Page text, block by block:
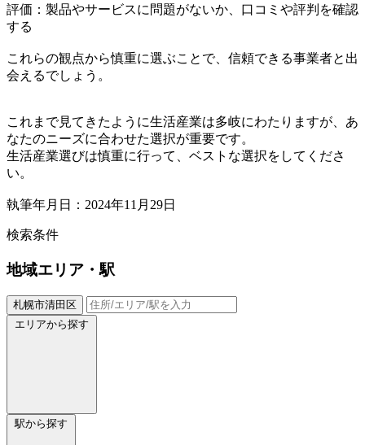
評価：製品やサービスに問題がないか、口コミや評判を確認
する
これらの観点から慎重に選ぶことで、信頼できる事業者と出
会えるでしょう。
これまで見てきたように生活産業は多岐にわたりますが、あ
なたのニーズに合わせた選択が重要です。
生活産業選びは慎重に行って、ベストな選択をしてくださ
い。
執筆年月日：2024年11月29日
検索条件
地域エリア・駅
札幌市清田区
エリアから探す
駅から探す